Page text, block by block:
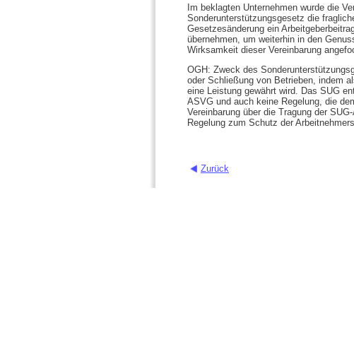
Im beklagten Unternehmen wurde die
Sonderunterstützungsgesetz die
Gesetzesänderung ein
übernehmen, um weiterhin in den
Wirksamkeit dieser Vereinbarung
OGH: Zweck des
oder Schließung von Betrieben, indem
eine Leistung gewährt wird. Das SUG
ASVG und auch keine Regelung, die
Vereinbarung über die Tragung der
Regelung zum Schutz der
Zurück